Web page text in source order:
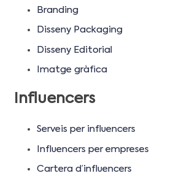
Branding
Disseny Packaging
Disseny Editorial
Imatge gràfica
Influencers
Serveis per influencers
Influencers per empreses
Cartera d’influencers